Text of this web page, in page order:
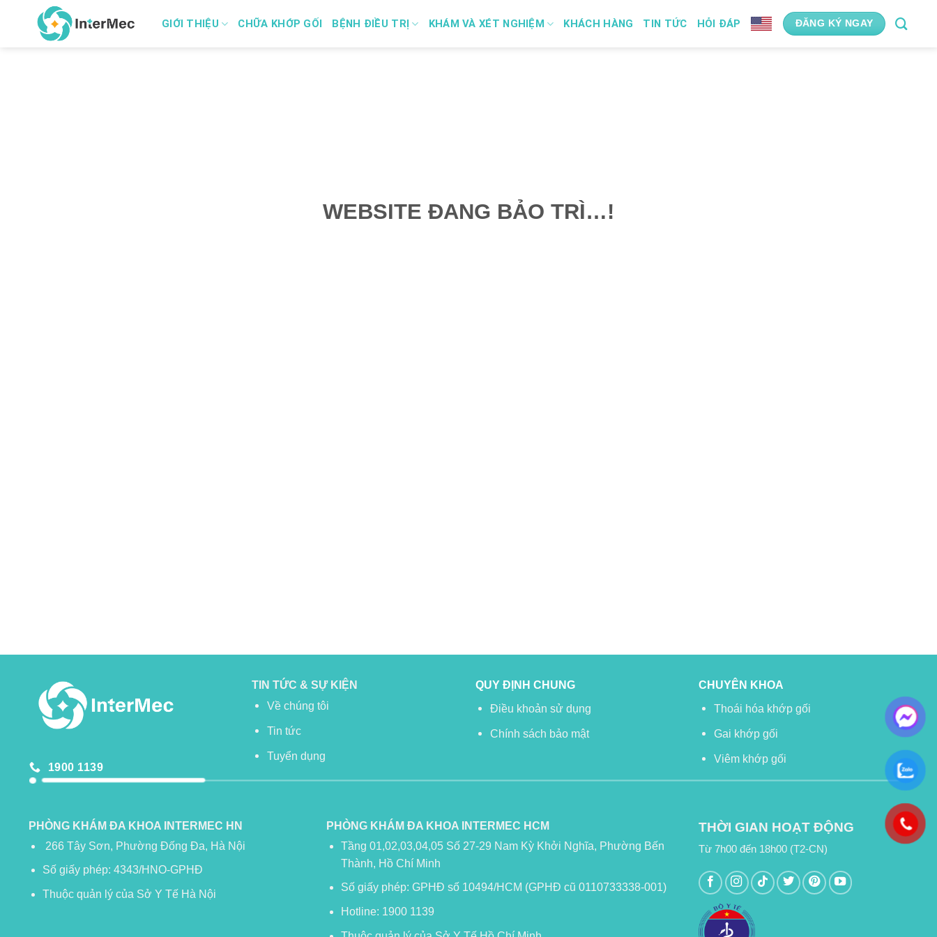
GIỚI THIỆU CHỮA KHỚP GỐI BỆNH ĐIỀU TRỊ KHÁM VÀ XÉT NGHIỆM KHÁCH HÀNG TIN TỨC HỎI ĐÁP ĐĂNG KÝ NGAY
WEBSITE ĐANG BẢO TRÌ…!
1900 1139
TIN TỨC & SỰ KIỆN
Về chúng tôi
Tin tức
Tuyển dụng
QUY ĐỊNH CHUNG
Điều khoản sử dụng
Chính sách bảo mật
CHUYÊN KHOA
Thoái hóa khớp gối
Gai khớp gối
Viêm khớp gối
PHÒNG KHÁM ĐA KHOA INTERMEC HN
266 Tây Sơn, Phường Đống Đa, Hà Nội
Số giấy phép: 4343/HNO-GPHĐ
Thuộc quản lý của Sở Y Tế Hà Nội
PHÒNG KHÁM ĐA KHOA INTERMEC HCM
Tầng 01,02,03,04,05 Số 27-29 Nam Kỳ Khởi Nghĩa, Phường Bến
Thành, Hồ Chí Minh
Số giấy phép: GPHĐ số 10494/HCM (GPHĐ cũ 0110733338-001)
Hotline: 1900 1139
THỜI GIAN HOẠT ĐỘNG
Từ 7h00 đến 18h00 (T2-CN)